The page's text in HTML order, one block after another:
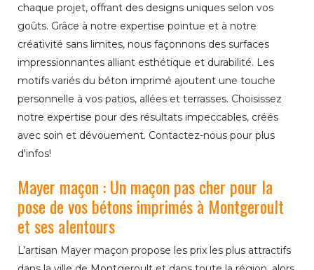
chaque projet, offrant des designs uniques selon vos
goûts. Grâce à notre expertise pointue et à notre
créativité sans limites, nous façonnons des surfaces
impressionnantes alliant esthétique et durabilité. Les
motifs variés du béton imprimé ajoutent une touche
personnelle à vos patios, allées et terrasses. Choisissez
notre expertise pour des résultats impeccables, créés
avec soin et dévouement. Contactez-nous pour plus
d'infos!
Mayer maçon : Un maçon pas cher pour la
pose de vos bétons imprimés à Montgeroult
et ses alentours
L’artisan Mayer maçon propose les prix les plus attractifs